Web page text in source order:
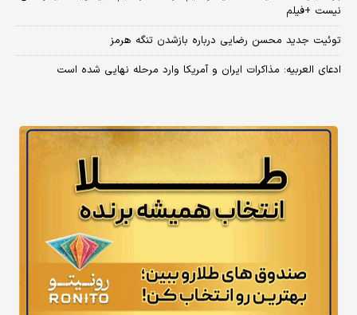
نیست +فیلم
توئیت جدید محسن رضایی درباره بازشدن تنگه هرمز
ادعای العربیه: مذاکرات ایران و آمریکا وارد مرحله نهایی شده است